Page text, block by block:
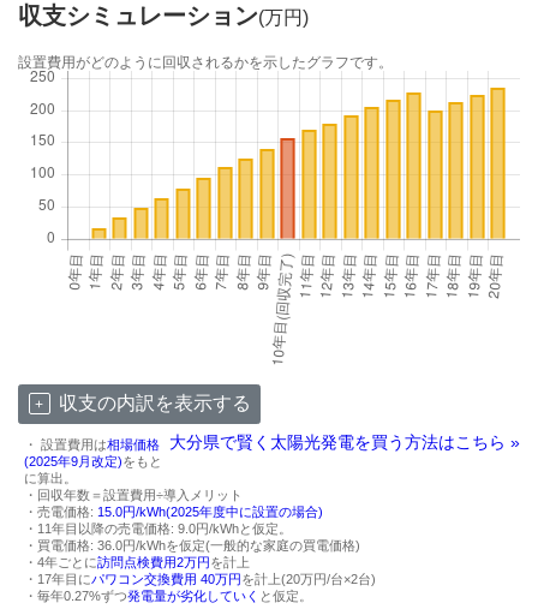
収支シミュレーション(万円)
設置費用がどのように回収されるかを示したグラフです。
収支の内訳を表示する
大分県で賢く太陽光発電を買う方法はこちら »
・ 設置費用は相場価格
(2025年9月改定)をもと
に算出。
・回収年数＝設置費用÷導入メリット
・売電価格: 15.0円/kWh(2025年度中に設置の場合)
・11年目以降の売電価格: 9.0円/kWhと仮定。
・買電価格: 36.0円/kWhを仮定(一般的な家庭の買電価格)
・4年ごとに訪問点検費用2万円を計上
・17年目にパワコン交換費用 40万円を計上(20万円/台×2台)
・毎年0.27%ずつ発電量が劣化していく と仮定。